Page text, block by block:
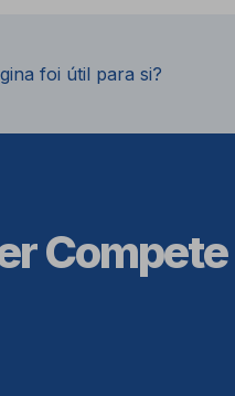
foi útil para si?
Compete